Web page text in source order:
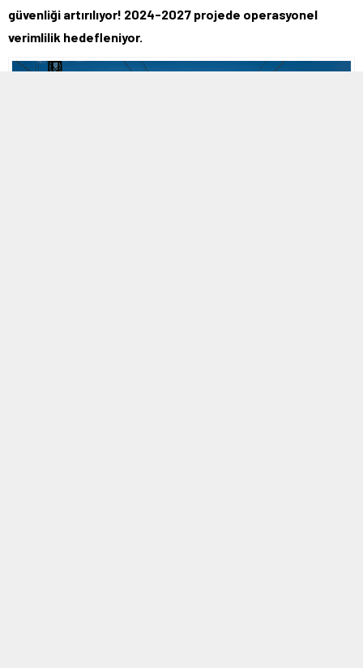
güvenliği artırılıyor! 2024-2027 projede operasyonel
verimlilik hedefleniyor.